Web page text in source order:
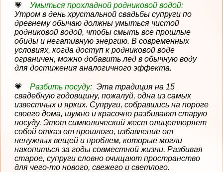
Умыться прохладной родниковой водой:
Утром в день хрустальной свадьбы супруги по
древнему обычаю должны умыться чистой
родниковой водой, чтобы смыть все прошлые
обиды и негативную энергию. В современных
условиях, когда доступ к родниковой воде
ограничен, можно добавить лед в обычную воду
для достижения аналогичного эффекта.
Разбить посуду: Эта традиция на 15
свадебную годовщину, пожалуй, одна из самых
известных и ярких. Супруги, собравшись на пороге
своего дома, шумно и красочно разбивают старую
посуду. Этот символический жест олицетворяет
собой отказ от прошлого, избавление от
ненужных вещей и проблем, которые могли
накопиться за годы совместной жизни. Разбивая
старое, супруги словно очищают пространство
для чего-то нового, свежего и светлого.